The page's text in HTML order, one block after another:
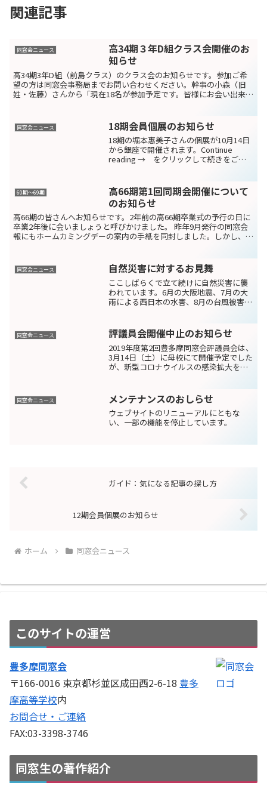
関連記事
同窓会ニュース
高34期３年D組クラス会開催のお
知らせ
高34期3年D組（前島クラス）のクラス会のお知らせです。参加ご希
望の方は同窓会事務局までお問い合わせください。幹事の小森（旧
姓・佐藤）さんから「現在18名が参加予定です。皆様にお会い出来る
同窓会ニュース 18期会員個展のお知らせ
18期の堀本惠美子さんの個展が10月14日
から銀座で開催されます。Continue
reading → をクリックして続きをご覧
60期～69期
高66期第1回同期会開催について
のお知らせ
高66期の皆さんへお知らせです。2年前の高66期卒業式の予行の日に
卒業2年後に会いましょうと呼びかけました。 昨年9月発行の同窓会
報にもホームカミングデーの案内の手紙を同封しました。しかし、同
同窓会ニュース 自然災害に対するお見舞
ここしばらくで立て続けに自然災害に襲
われています。6月の大阪地震、7月の大
雨による西日本の水害、8月の台風被害、
見舞申し上げます。理事長 藤井研一
同窓会ニュース 評議員会開催中止のお知らせ
2019年度第2回豊多摩同窓会評議員会は、
3月14日（土）に母校にて開催予定でした
が、新型コロナウイルスの感染拡大を防
議題に関しては全て5月に開催予定の評議
員会で議決し...
同窓会ニュース メンテナンスのおしらせ
ウェブサイトのリニューアルにともな
い、一部の機能を停止しています。
ガイド：気になる記事の探し方
12期会員個展のお知らせ
ホーム 同窓会ニュース
このサイトの運営
豊多摩同窓会
〒166-0016 東京都杉並区成田西2-6-18 豊多
摩高等学校内
お問合せ・ご連絡
FAX:03-3398-3746
同窓生の著作紹介